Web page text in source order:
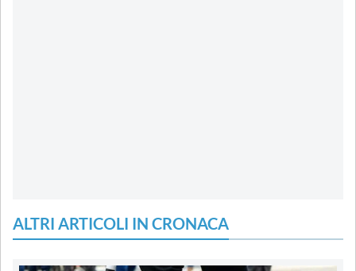
ALTRI ARTICOLI IN CRONACA